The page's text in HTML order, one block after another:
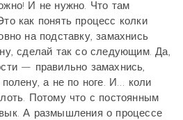
И не нужно. Что там
как понять процесс колки
на подставку, замахнись
сделай так со следующим. Да,
— правильно замахнись,
а не по ноге. И… коли
Потому что с постоянным
А размышления о процессе